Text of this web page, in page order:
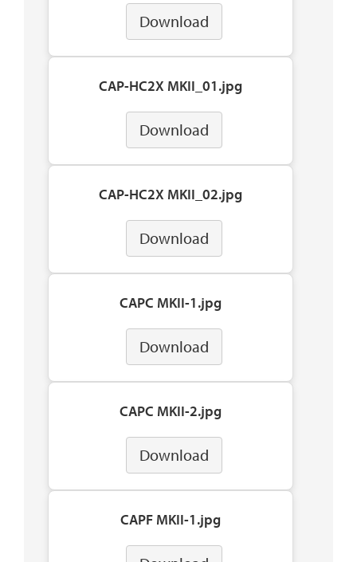
Download
CAP-HC2X MKII_01.jpg
Download
CAP-HC2X MKII_02.jpg
Download
CAPC MKII-1.jpg
Download
CAPC MKII-2.jpg
Download
CAPF MKII-1.jpg